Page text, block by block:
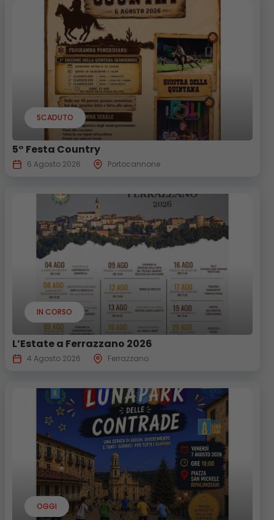
SCADUTO
5° Festa Country
6 Agosto 2026 Portocannone
IN CORSO
L’Estate a Ferrazzano 2026
4 Agosto 2026 Ferrazzano
OGGI